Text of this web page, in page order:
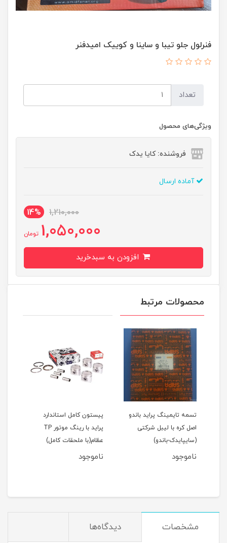
فنرلول جلو تیبا و ساینا و کوییک امیدفنر
تعداد
ویژگی‌های محصول
فروشنده: کایا یدک
آماده ارسال
1,210,000
14%
1,050,000 تومان
محصولات مرتبط
تسمه تایمینگ پراید باندو
اصل کره با لیبل شرکتی
(سایپایدک-باندو)
ناموجود
پیستون کامل استاندارد
پراید با رینگ موتور TP
عظام(با ملحقات کامل)
ناموجود
مشخصات دیدگاه‌ها